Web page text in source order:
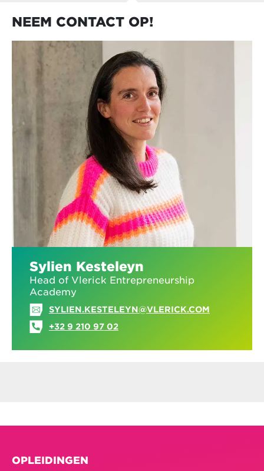
NEEM CONTACT OP!
Sylien Kesteleyn
Head of Vlerick Entrepreneurship
Academy
SYLIEN.KESTELEYN@VLERICK.COM
+32 9 210 97 02
OPLEIDINGEN